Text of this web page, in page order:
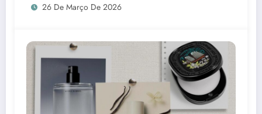
26 De Março De 2026